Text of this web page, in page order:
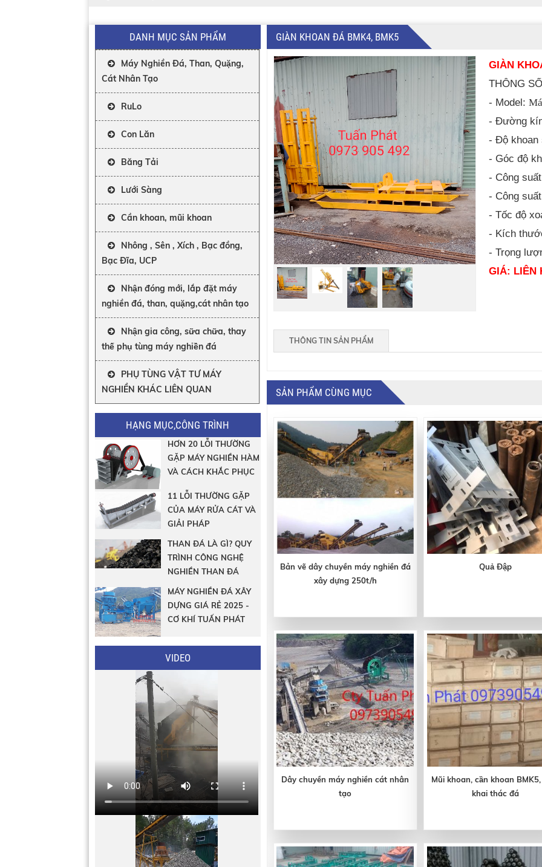
DANH MỤC SẢN PHẨM
Máy Nghiền Đá, Than, Quặng,
Cát Nhân Tạo
RuLo
Con Lăn
Băng Tải
Lưới Sàng
Cần khoan, mũi khoan
Nhông , Sên , Xích , Bạc đồng,
Bạc Đĩa, UCP
Nhận đóng mới, lắp đặt máy
nghiền đá, than, quặng,cát nhân tạo
Nhận gia công, sữa chữa, thay
thế phụ tùng máy nghiền đá
PHỤ TÙNG VẬT TƯ MÁY
NGHIỀN KHÁC LIÊN QUAN
HẠNG MỤC,CÔNG TRÌNH
HƠN 20 LỖI THƯỜNG
GẶP MÁY NGHIỀN HÀM
VÀ CÁCH KHẮC PHỤC
11 LỖI THƯỜNG GẶP
CỦA MÁY RỬA CÁT VÀ
GIẢI PHÁP
THAN ĐÁ LÀ GÌ? QUY
TRÌNH CÔNG NGHỆ
NGHIỀN THAN ĐÁ
MÁY NGHIỀN ĐÁ XÂY
DỰNG GIÁ RẺ 2025 -
CƠ KHÍ TUẤN PHÁT
VIDEO
GIÀN KHOAN ĐÁ BMK4, BMK5
GIÀN
THÔNG
- Model:
- Đường
- Độ khoan
- Góc độ
- Công
- Công
- Tốc độ
- Kích
- Trọng
GIÁ: LIÊN
THÔNG TIN SẢN PHẨM
SẢN PHẨM CÙNG MỤC
Bản vẽ dây chuyền máy nghiền đá
xây dựng 250t/h
Quả Đập
Dây chuyền máy nghiền cát nhân
tạo
Mũi khoan, cần khoan
khai thác đá